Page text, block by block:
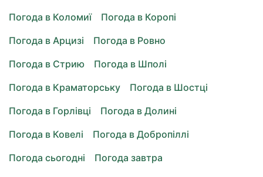
Погода в Коломиї
Погода в Коропі
Погода в Арцизі
Погода в Ровно
Погода в Стрию
Погода в Шполі
Погода в Краматорську
Погода в Шостці
Погода в Горлівці
Погода в Долині
Погода в Ковелі
Погода в Добропіллі
Погода сьогодні
Погода завтра